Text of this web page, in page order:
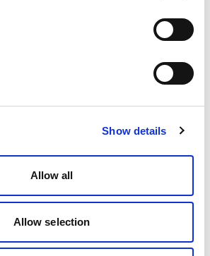
Show details
Allow all
Allow selection